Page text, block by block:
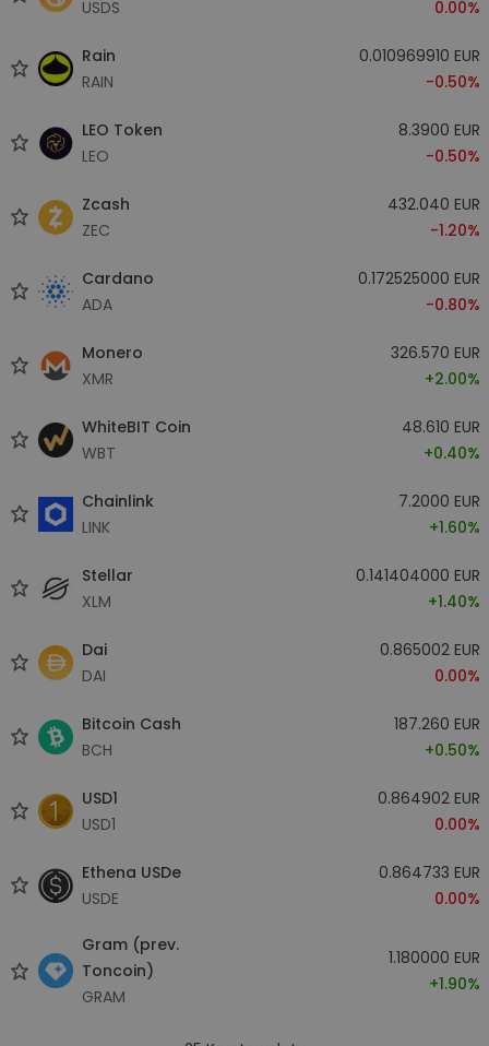
USDS
0.00%
Rain
RAIN
0.010969910 EUR
-0.50%
LEO Token
LEO
8.3900 EUR
-0.50%
Zcash
ZEC
432.040 EUR
-1.20%
Cardano
ADA
0.172525000 EUR
-0.80%
Monero
XMR
326.570 EUR
+2.00%
WhiteBIT Coin
WBT
48.610 EUR
+0.40%
Chainlink
LINK
7.2000 EUR
+1.60%
Stellar
XLM
0.141404000 EUR
+1.40%
Dai
DAI
0.865002 EUR
0.00%
Bitcoin Cash
BCH
187.260 EUR
+0.50%
USD1
USD1
0.864902 EUR
0.00%
Ethena USDe
USDE
0.864733 EUR
0.00%
Gram (prev.
Toncoin)
GRAM
1.180000 EUR
+1.90%